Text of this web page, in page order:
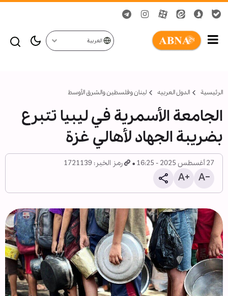
العربية
الرئيسية الدول العربیه لبنان وفلسطين والشرق الأوسط
الجامعة الأسمرية في ليبيا تتبرع
بضريبة الجهاد لأهالي غزة
27 أغسطس 2025 - 16:25 رمز الخبر: 1721139